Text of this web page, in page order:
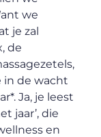
we
je zal
de
in de wacht
Ja, je leest
jaar’, die
en